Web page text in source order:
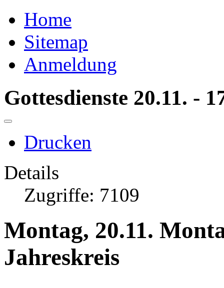
Home
Sitemap
Anmeldung
Gottesdienste 20.11. -
Drucken
Details
Zugriffe: 7109
Montag, 20.11.
Jahreskreis